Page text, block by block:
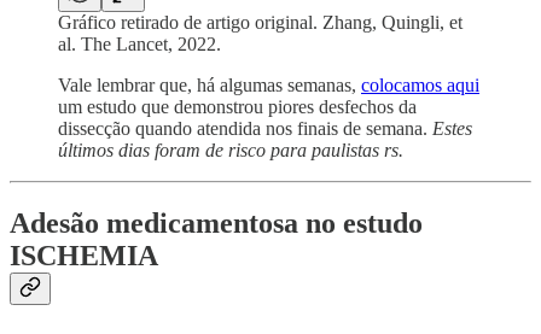
Gráfico retirado de artigo original. Zhang, Quingli, et
al. The Lancet, 2022.
Vale lembrar que, há algumas semanas, colocamos aqui
um estudo que demonstrou piores desfechos da
dissecção quando atendida nos finais de semana. Estes
últimos dias foram de risco para paulistas rs.
Adesão medicamentosa no estudo
ISCHEMIA